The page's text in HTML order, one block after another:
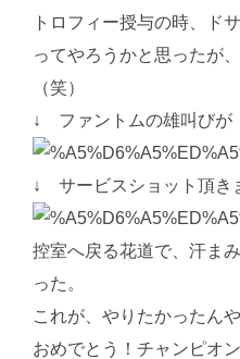
トロフィー授与の時、ド
ってやろうかと思ったが
（笑）
↓ ファントムの雄叫びが
↓ サービスショット頂き
控室へ戻る花道で、汗ま
った。
これが、やりたかったんや
おめでとう！チャンピオ